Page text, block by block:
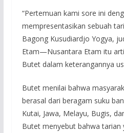
“Pertemuan kami sore ini
mempresentasikan sebuah
Bagong Kusudiardjo Yogya,
Etam—Nusantara Etam itu
Butet dalam keterangannya
Butet menilai bahwa
berasal dari beragam suku
Kutai, Jawa, Melayu, Bugis,
Butet menyebut bahwa tarian